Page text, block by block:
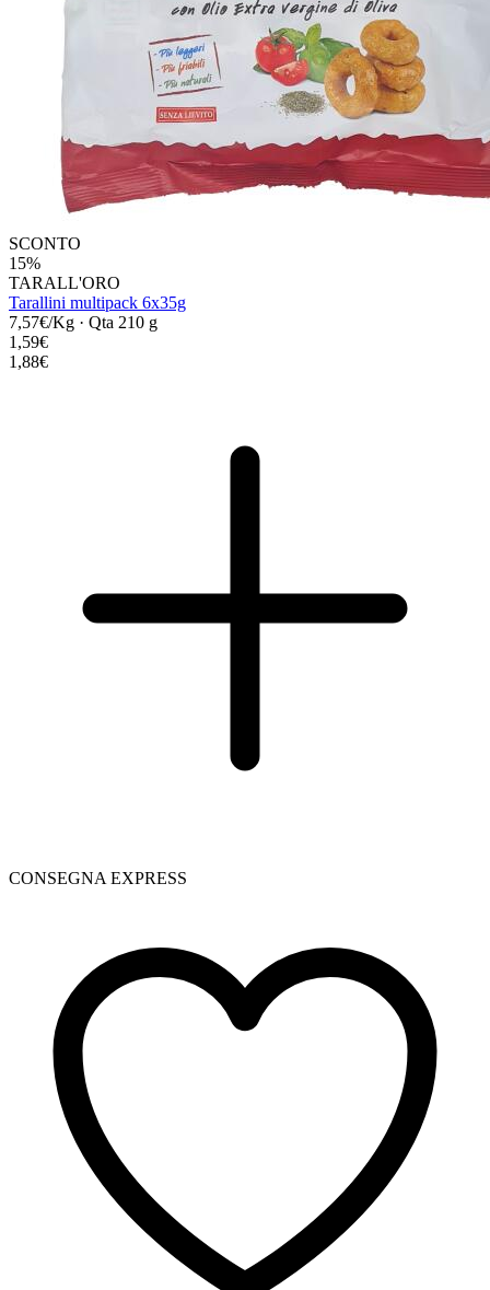
SCONTO
15%
TARALL'ORO
Tarallini multipack 6x35g
7,57€/Kg · Qta 210 g
1,59€
1,88€
CONSEGNA EXPRESS